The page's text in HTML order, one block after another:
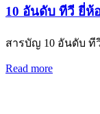
10 อันดับ ทีวี ยี่
สารบัญ 10 อันดับ ที
Read more